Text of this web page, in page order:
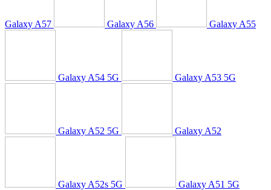
Galaxy A57 Galaxy A56 Galaxy A55
Galaxy A54 5G Galaxy A53 5G
Galaxy A52 5G Galaxy A52
Galaxy A52s 5G Galaxy A51 5G